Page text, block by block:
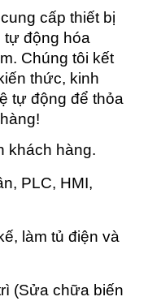
cấp thiết bị
tự động hóa
Chúng tôi kết
thức, kinh
tự động để thỏa
khách hàng.
PLC, HMI,
làm tủ điện và
(Sửa chữa biến